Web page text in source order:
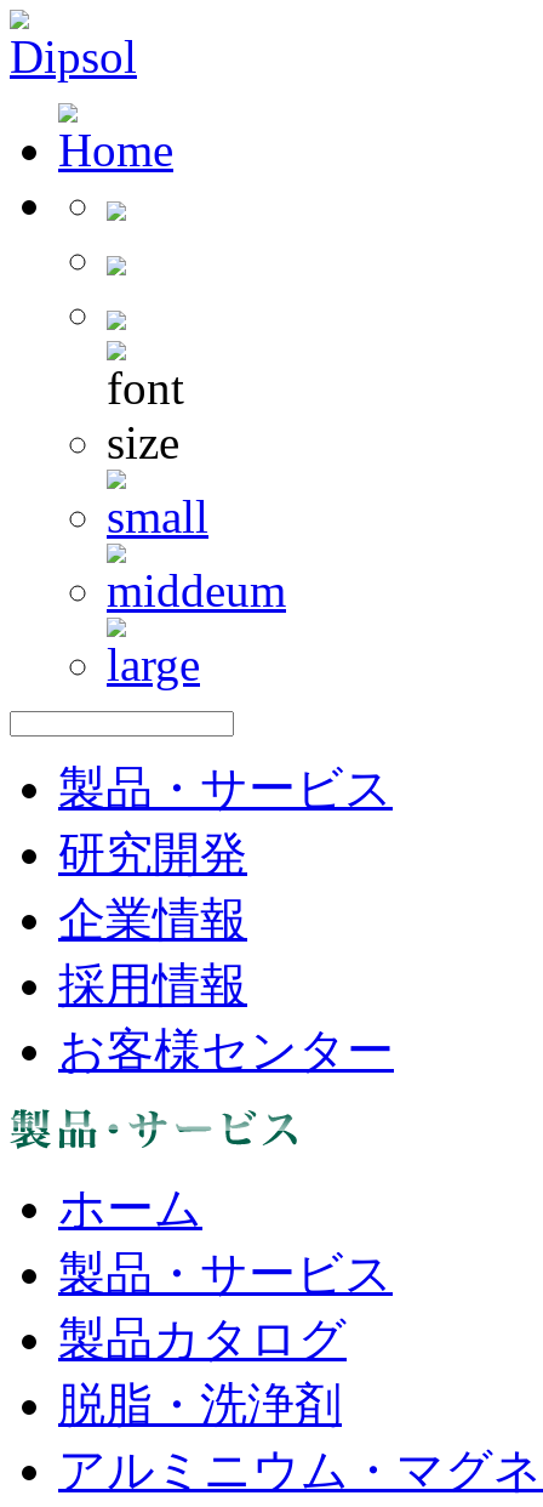
製品・サービス
研究開発
企業情報
採用情報
お客様センター
ホーム
製品・サービス
製品カタログ
脱脂・洗浄剤
アルミニウム・マグ